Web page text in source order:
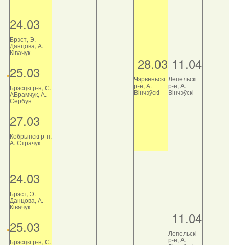
24.03
Брэст, Э.
Данцова, А.
Ківачук
25.03
Брэсцкі р-н, С.
АБрамчук, А.
Сербун
27.03
Кобрынскі р-н,
А. Страчук
28.03
Чэрвеньскі
р-н, А.
Вінчэўскі
11.04
Лепельскі
р-н, А.
Вінчэўскі
24.03
Брэст, Э.
Данцова, А.
Ківачук
25.03
Брэсцкі р-н, С.
11.04
Лепельскі
р-н, А.